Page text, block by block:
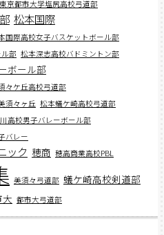
東京都市大学塩尻高校弓道部
松本国際
国際高校女子バスケットボール部
部 松本深志高校バドミントン部
ボール部
々ケ丘高校弓道部
須々ヶ丘 松本蟻ケ崎高校弓道部
高校男子バレーボール部
バレー
ック 穂商 穂高商業高校PBL
美須々弓道部 蟻ケ崎高校剣道部
都市大弓道部